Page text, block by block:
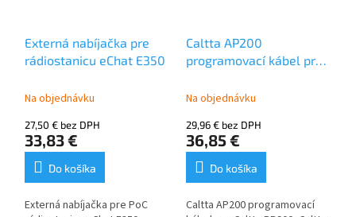
Externá nabíjačka pre
rádiostanicu eChat E350
Na objednávku
27,50 € bez DPH
33,83 €
Do košíka
Externá nabíjačka pre PoC
Caltta AP200
programovací kábel pre
PM790
Na objednávku
29,96 € bez DPH
36,85 €
Do košíka
Caltta AP200 programovací